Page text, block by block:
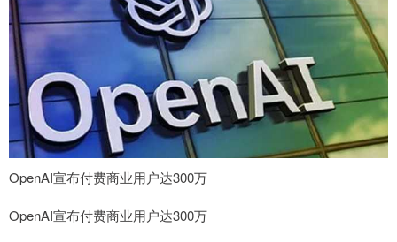
OpenAI宣布付费商业用户达300万
OpenAI宣布付费商业用户达300万